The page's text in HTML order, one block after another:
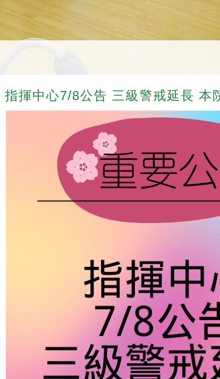
指揮中心7/8公告 三級警戒延長 本